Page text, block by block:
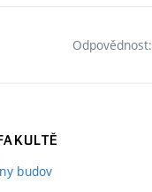
Odpovědnost:
budov